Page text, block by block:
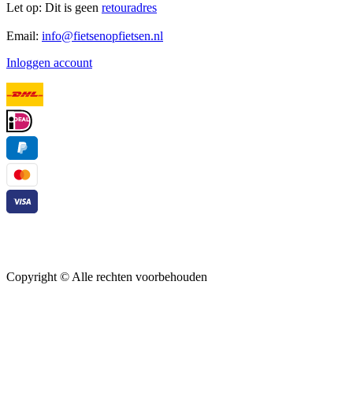
Let op: Dit is geen retouradres
Email: info@fietsenopfietsen.nl
Inloggen account
Copyright © Alle rechten voorbehouden